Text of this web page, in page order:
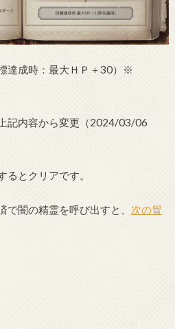
達成時：最大ＨＰ＋30）※
記内容から変更（2024/03/06
るとクリアです。
で闇の精霊を呼び出すと、 次の冒